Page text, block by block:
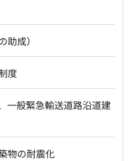
成）
度
一般緊急輸送道路沿道建
物の耐震化